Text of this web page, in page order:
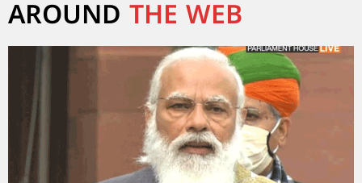
AROUND THE WEB